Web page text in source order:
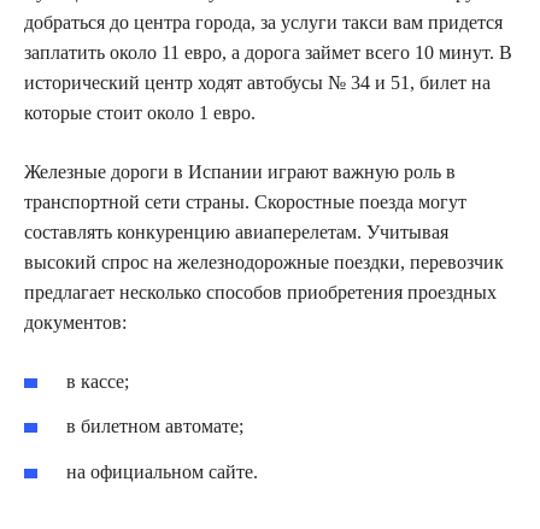
добраться до центра города, за услуги такси вам придется
заплатить около 11 евро, а дорога займет всего 10 минут. В
исторический центр ходят автобусы № 34 и 51, билет на
которые стоит около 1 евро.
Железные дороги в Испании играют важную роль в
транспортной сети страны. Скоростные поезда могут
составлять конкуренцию авиаперелетам. Учитывая
высокий спрос на железнодорожные поездки, перевозчик
предлагает несколько способов приобретения проездных
документов:
в кассе;
в билетном автомате;
на официальном сайте.